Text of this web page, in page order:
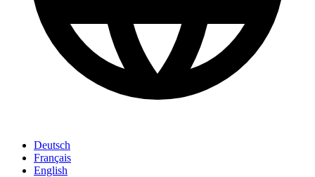
Deutsch
Français
English